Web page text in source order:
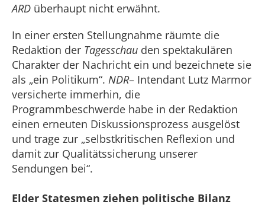
ARD überhaupt nicht erwähnt.
In einer ersten Stellungnahme räumte die
Redaktion der Tagesschau den spektakulären
Charakter der Nachricht ein und bezeichnete sie
als „ein Politikum“. NDR– Intendant Lutz Marmor
versicherte immerhin, die
Programmbeschwerde habe in der Redaktion
einen erneuten Diskussionsprozess ausgelöst
und trage zur „selbstkritischen Reflexion und
damit zur Qualitätssicherung unserer
Sendungen bei“.
Elder Statesmen ziehen politische Bilanz